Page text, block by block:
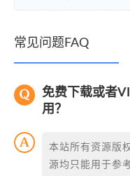
常见问题FAQ
免费下载或者
用？
本站所有资源版
源均只能用于参